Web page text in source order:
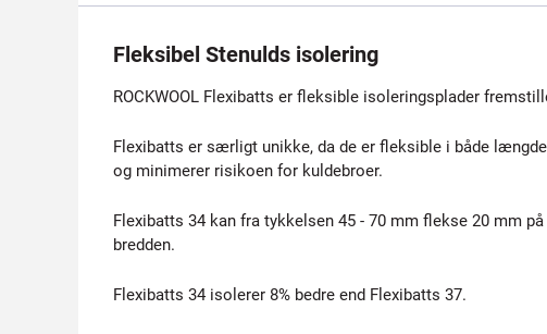
Fleksibel Stenulds isolering
ROCKWOOL Flexibatts er fleksible isoleringsplader
Flexibatts er særligt unikke, da de er fleksible i både
og minimerer risikoen for kuldebroer.
Flexibatts 34 kan fra tykkelsen 45 - 70 mm flekse 20 mm
bredden.
Flexibatts 34 isolerer 8% bedre end Flexibatts 37.